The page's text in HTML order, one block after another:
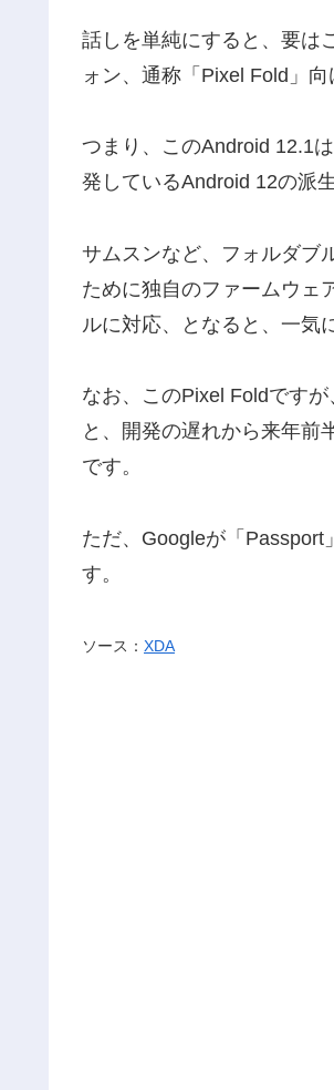
話しを単純にすると、要は
ォン、通称「Pixel Fold」
つまり、このAndroid 12.1
発しているAndroid 12の派
サムスンなど、フォルダブ
ために独自のファームウェ
ルに対応、となると、一気
なお、このPixel Foldです
と、開発の遅れから来年前
です。
ただ、Googleが「
す。
ソース： XDA